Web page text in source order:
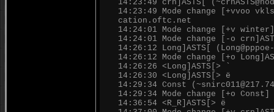
14:23:49 crn]ASTS[
14:23:49 Mode change [+vvoo
cation.oftc.net
14:24:01 Mode change [+v
14:24:01 Mode change [-o
14:26:12 Long]ASTS[
14:26:12 Mode change [+o
14:26:26 <Long]ASTS[> `
14:26:30 <Long]ASTS[> ё
14:29:34 Const
14:29:34 Mode change [+o
14:36:54 <R_R]ASTS[> ё